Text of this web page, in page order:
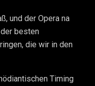
und der Opera na
besten
die wir in den
Timing